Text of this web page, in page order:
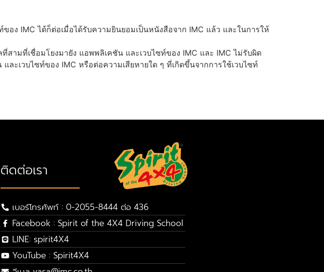
ง IMC ได้ก็ต่อเมื่อได้รับความยินยอมเป็นหนังสือจาก IMC แล้ว และในการให้
ามที่เชื่อมโยงมายัง แอพพลิเคชัน และเวบไซท์ของ IMC และ IMC ไม่รับผิด
ะเวบไซท์ของ IMC หรือต่อความเสียหายใด ๆ ที่เกิดขึ้นจากการใช้เวบไซท์
ติดต่อเรา
เบอร์โทรศัพท์ : 0-2055-8444 ต่อ 436
Facebook : Spirit of the 4X4 Driving School
LINE: spirit4X4
YouTube : Spirit4X4